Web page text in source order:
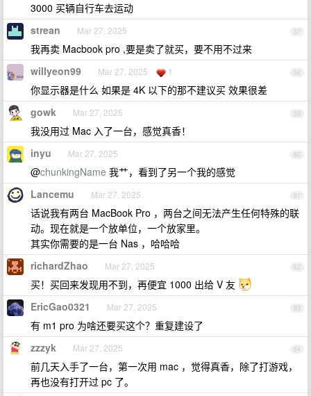
3000 买辆自行车去运动
57
strean Mar 27, 2025
我再卖 Macbook pro ,要是卖了就买，要不用不过来
58
willyeon99 Mar 27, 2025 1
你显示器是什么 如果是 4K 以下的那不建议买 效果很差
59
gowk Mar 27, 2025
我没用过 Mac 入了一台，感觉真香！
60
inyu Mar 27, 2025
@chunkingName 我艹，看到了另一个我的感觉
61
Lancemu Mar 27, 2025
话说我有两台 MacBook Pro ，两台之间无法产生任何特殊的联
动。现在就是一个放单位，一个放家里。
其实你需要的是一台 Nas ，哈哈哈
62
richardZhao Mar 27, 2025
买！买回来发现用不到，再便宜 1000 出给 V 友
63
EricGao0321 Mar 27, 2025
有 m1 pro 为啥还要买这个？重复建设了
64
zzzyk Mar 27, 2025
前几天入手了一台，第一次用 mac ，觉得真香，除了打游戏，
再也没有打开过 pc 了。